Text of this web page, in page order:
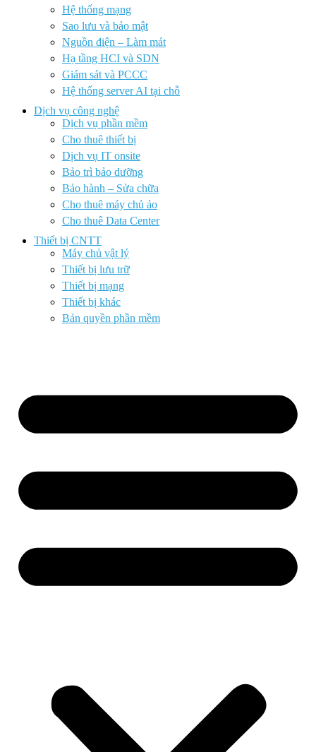
Hệ thống mạng
Sao lưu và bảo mật
Nguồn điện – Làm mát
Hạ tầng HCI và SDN
Giám sát và PCCC
Hệ thống server AI tại chỗ
Dịch vụ công nghệ
Dịch vụ phần mềm
Cho thuê thiết bị
Dịch vụ IT onsite
Bảo trì bảo dưỡng
Bảo hành – Sửa chữa
Cho thuê máy chủ ảo
Cho thuê Data Center
Thiết bị CNTT
Máy chủ vật lý
Thiết bị lưu trữ
Thiết bị mạng
Thiết bị khác
Bản quyền phần mềm